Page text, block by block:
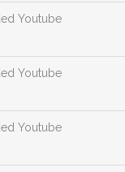
Youtube
Youtube
Youtube